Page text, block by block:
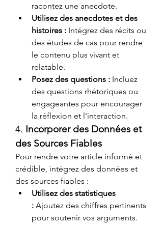
racontez une anecdote.
Utilisez des anecdotes et des
histoires : Intégrez des récits ou
des études de cas pour rendre
le contenu plus vivant et
relatable.
Posez des questions : Incluez
des questions rhétoriques ou
engageantes pour encourager
la réflexion et l'interaction.
4. Incorporer des Données et
des Sources Fiables
Pour rendre votre article informé et
crédible, intégrez des données et
des sources fiables :
Utilisez des statistiques
: Ajoutez des chiffres pertinents
pour soutenir vos arguments.